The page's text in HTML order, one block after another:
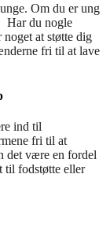
Om du er ung
Har du nogle
at støtte dig
fri til at lave
ind til
fri til at
det være en fordel
til fodstøtte eller